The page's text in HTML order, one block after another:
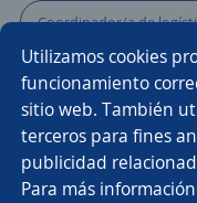
Utilizamos cookies
funcionamiento
sitio web. También
terceros para fines
publicidad
Para más
Coordinador/a de
Gerente de obras
Supervisor/a de bodega
Supervisor/a de almacén
Buscar